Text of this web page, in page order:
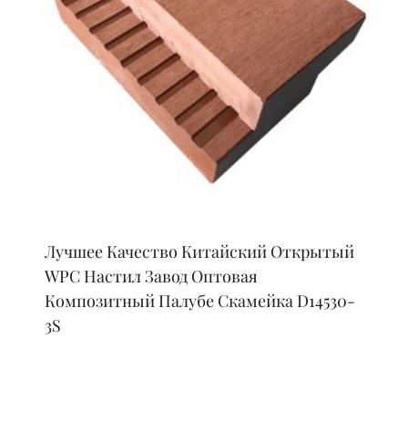
Лучшее Качество Китайский Открытый
WPC Настил Завод Оптовая
Композитный Палубе Скамейка D14530-
3S